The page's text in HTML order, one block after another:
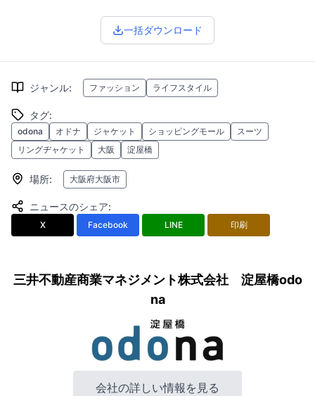
一括ダウンロード
ジャンル: ファッション ライフスタイル
タグ:
odona オドナ ジャケット ショッピングモール
スーツ
リングヂャケット
大阪 淀屋橋
場所: 大阪府大阪市
ニュースのシェア:
X Facebook LINE 印刷
三井不動産商業マネジメント株式会社 淀屋橋odo
na
会社の詳しい情報を見る